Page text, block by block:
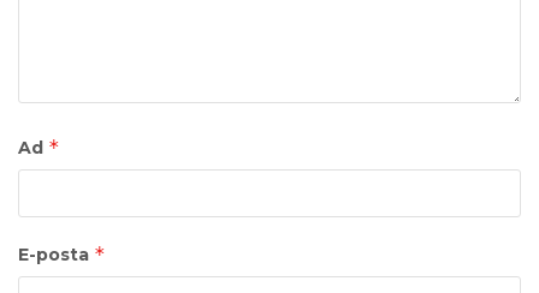
Ad *
E-posta *